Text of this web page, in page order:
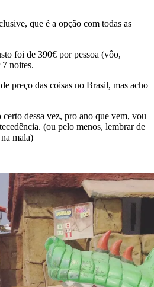
que é a opção com todas as
foi de 390€ por pessoa (vôo,
7 noites.
preço das coisas no Brasil, mas acho
dessa vez, pro ano que vem, vou
(ou pelo menos, lembrar de
mala)